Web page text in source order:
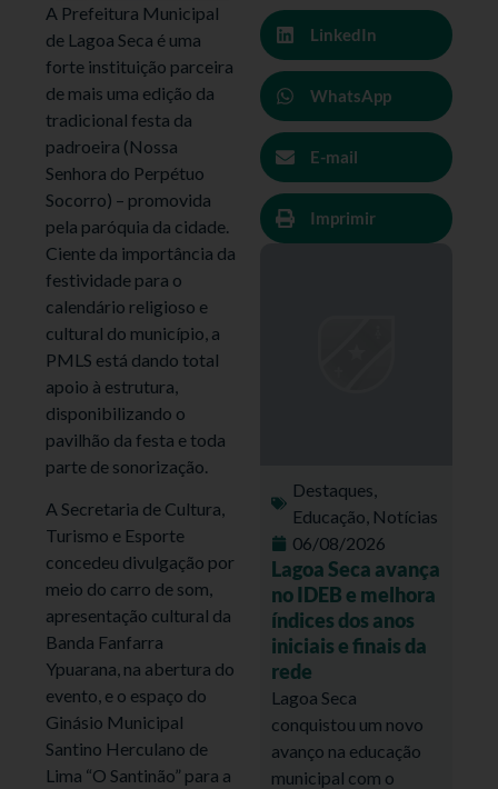
A Prefeitura Municipal
de Lagoa Seca é uma
forte instituição parceira
de mais uma edição da
tradicional festa da
padroeira (Nossa
Senhora do Perpétuo
Socorro) – promovida
pela paróquia da cidade.
Ciente da importância da
festividade para o
calendário religioso e
cultural do município, a
PMLS está dando total
apoio à estrutura,
disponibilizando o
pavilhão da festa e toda
parte de sonorização.
A Secretaria de Cultura,
Turismo e Esporte
concedeu divulgação por
meio do carro de som,
apresentação cultural da
Banda Fanfarra
Ypuarana, na abertura do
evento, e o espaço do
Ginásio Municipal
Santino Herculano de
Lima “O Santinão” para a
LinkedIn
WhatsApp
E-mail
Imprimir
Destaques,
Educação, Notícias
06/08/2026
Lagoa Seca avança
no IDEB e melhora
índices dos anos
iniciais e finais da
rede
Lagoa Seca
conquistou um novo
avanço na educação
municipal com o